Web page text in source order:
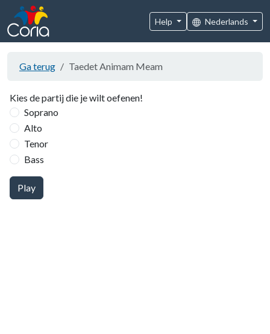
Help Nederlands
Ga terug Taedet Animam Meam
Kies de partij die je wilt oefenen!
Soprano
Alto
Tenor
Bass
Play